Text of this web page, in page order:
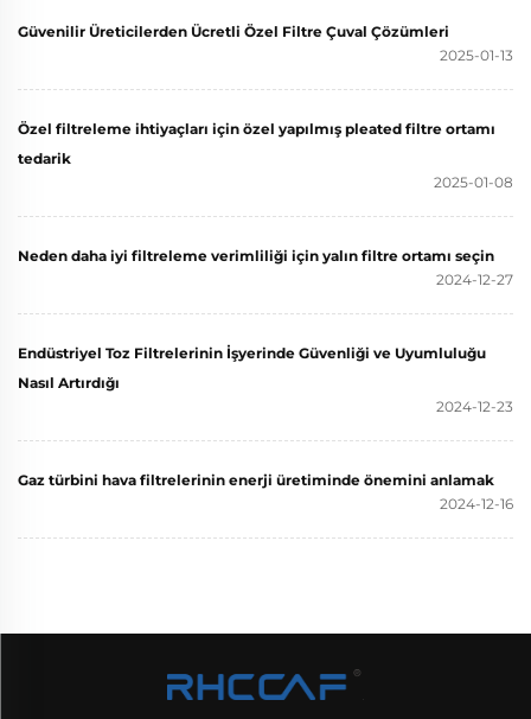
Güvenilir Üreticilerden Ücretli Özel Filtre Çuval Çözümleri
2025-01-13
Özel filtreleme ihtiyaçları için özel yapılmış pleated filtre ortamı
tedarik
2025-01-08
Neden daha iyi filtreleme verimliliği için yalın filtre ortamı seçin
2024-12-27
Endüstriyel Toz Filtrelerinin İşyerinde Güvenliği ve Uyumluluğu
Nasıl Artırdığı
2024-12-23
Gaz türbini hava filtrelerinin enerji üretiminde önemini anlamak
2024-12-16